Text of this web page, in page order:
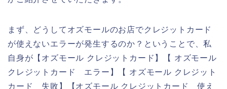
まず、どうしてオズモールのお店でクレジットカード
が使えないエラーが発生するのか？ということで、私
自身が【オズモール クレジットカード】【 オズモール
クレジットカード エラー】【 オズモール クレジット
カード 失敗】【オズモール クレジットカード 使え